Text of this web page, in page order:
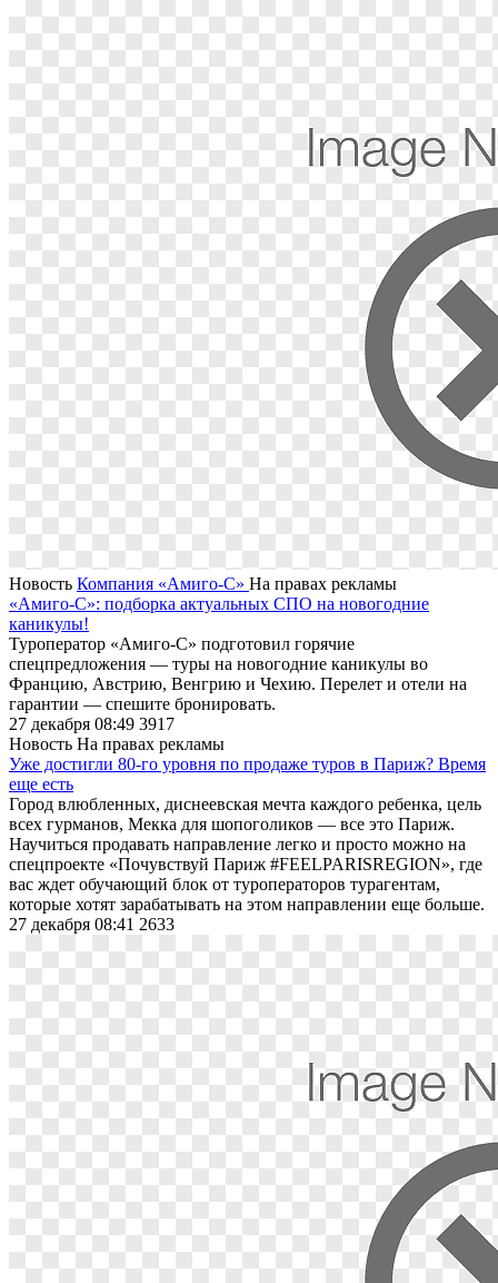
Новость Компания «Амиго-С» На правах рекламы
«Амиго-С»: подборка актуальных СПО на новогодние
каникулы!
Туроператор «Амиго-С» подготовил горячие
спецпредложения — туры на новогодние каникулы во
Францию, Австрию, Венгрию и Чехию. Перелет и отели на
гарантии — спешите бронировать.
27 декабря 08:49 3917
Новость На правах рекламы
Уже достигли 80-го уровня по продаже туров в Париж? Время
еще есть
Город влюбленных, диснеевская мечта каждого ребенка, цель
всех гурманов, Мекка для шопоголиков — все это Париж.
Научиться продавать направление легко и просто можно на
спецпроекте «Почувствуй Париж #FEELPARISREGION», где
вас ждет обучающий блок от туроператоров турагентам,
которые хотят зарабатывать на этом направлении еще больше.
27 декабря 08:41 2633